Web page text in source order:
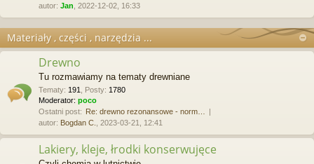
autor: Jan , 2022-12-02, 16:33
Materiały , części , narzędzia ...
Drewno
Tu rozmawiamy na tematy drewniane
Tematy: 191 Posty: 1780
Moderator: poco
Ostatni post: Re: drewno rezonansowe - norm…
autor: Bogdan C. , 2023-03-21, 12:41
Lakiery, kleje, łrodki konserwujęce